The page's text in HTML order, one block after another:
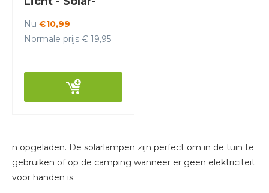
Nu €10,99
Normale prijs € 19,95
n opgeladen. De solarlampen zijn perfect om in de tuin te
gebruiken of op de camping wanneer er geen elektriciteit
voor handen is.